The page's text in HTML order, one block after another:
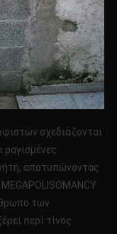
σχεδιάζονται
ραγισμένες
αποτυπώνοντας
των
περί τίνος